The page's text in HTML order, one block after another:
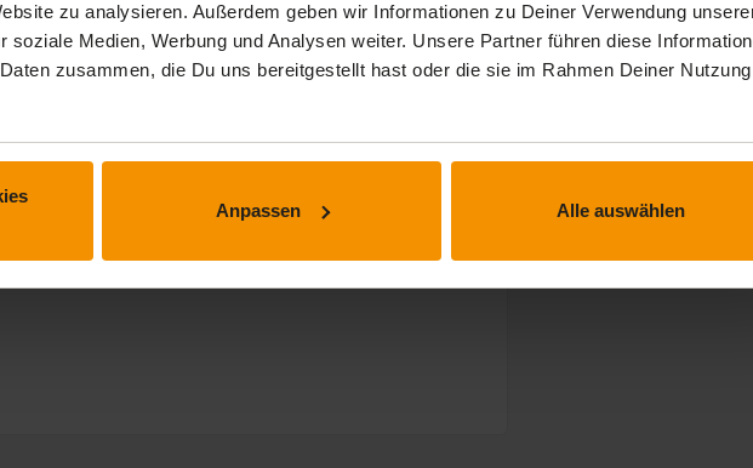
zu analysieren. Außerdem geben wir Informationen zu Deiner Verwendung
soziale Medien, Werbung und Analysen weiter. Unsere Partner führen diese
zusammen, die Du uns bereitgestellt hast oder die sie im Rahmen Deiner
Anpassen Alle auswählen